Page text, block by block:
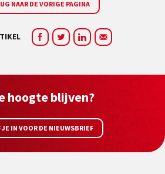
NAAR DE VORIGE PAGINA
hoogte blijven?
JE IN VOOR DE NIEUWSBRIEF